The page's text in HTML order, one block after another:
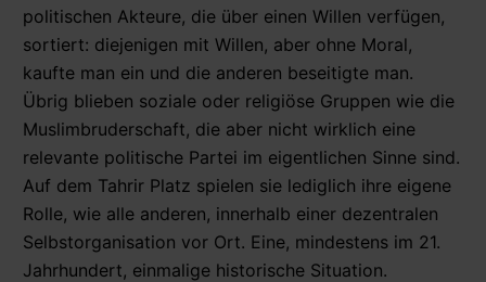
politischen Akteure, die über einen Willen verfügen,
sortiert: diejenigen mit Willen, aber ohne Moral,
kaufte man ein und die anderen beseitigte man.
Übrig blieben soziale oder religiöse Gruppen wie die
Muslimbruderschaft, die aber nicht wirklich eine
relevante politische Partei im eigentlichen Sinne sind.
Auf dem Tahrir Platz spielen sie lediglich ihre eigene
Rolle, wie alle anderen, innerhalb einer dezentralen
Selbstorganisation vor Ort. Eine, mindestens im 21.
Jahrhundert, einmalige historische Situation.